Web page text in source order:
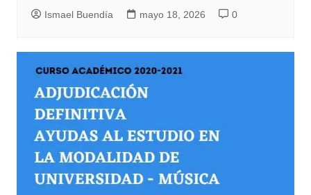
Ismael Buendía mayo 18, 2026 0